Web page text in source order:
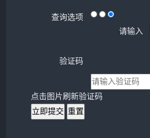
查询选项
请输入
验证码
点击图片刷新验证码
立即提交 重置